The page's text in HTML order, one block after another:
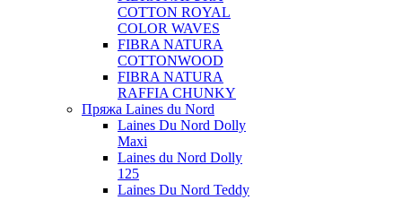
COTTON ROYAL
COLOR WAVES
FIBRA NATURA
COTTONWOOD
FIBRA NATURA
RAFFIA CHUNKY
Пряжа Laines du Nord
Laines Du Nord Dolly
Maxi
Laines du Nord Dolly
125
Laines Du Nord Teddy